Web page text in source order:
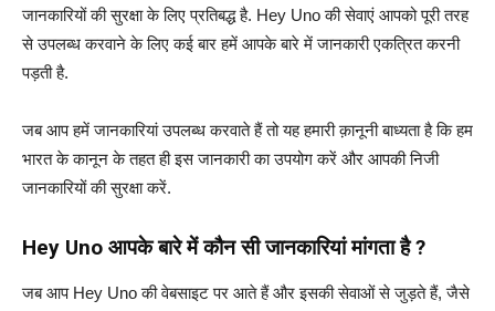
जानकारियों की सुरक्षा के लिए प्रतिबद्ध है. Hey Uno की सेवाएं आपको पूरी तरह
से उपलब्ध करवाने के लिए कई बार हमें आपके बारे में जानकारी एकत्रित करनी
पड़ती है.
जब आप हमें जानकारियां उपलब्ध करवाते हैं तो यह हमारी क़ानूनी बाध्यता है कि हम
भारत के कानून के तहत ही इस जानकारी का उपयोग करें और आपकी निजी
जानकारियों की सुरक्षा करें.
Hey Uno आपके बारे में कौन सी जानकारियां मांगता है ?
जब आप Hey Uno की वेबसाइट पर आते हैं और इसकी सेवाओं से जुड़ते हैं, जैसे